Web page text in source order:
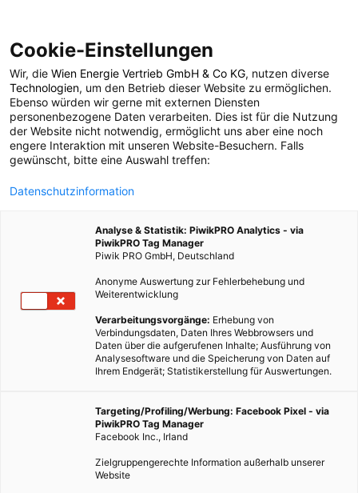
POSTS BY TAG
E-Dumper
1 BEITRAG
Cookie-Einstellungen
Wir, die Wien Energie Vertrieb GmbH & Co KG, nutzen diverse
Technologien, um den Betrieb dieser Website zu ermöglichen.
Ebenso würden wir gerne mit externen Diensten
personenbezogene Daten verarbeiten. Dies ist für die Nutzung
der Website nicht notwendig, ermöglicht uns aber eine noch
engere Interaktion mit unseren Website-Besuchern. Falls
gewünscht, bitte eine Auswahl treffen:
Datenschutzinformation
Analyse & Statistik: PiwikPRO Analytics - via
PiwikPRO Tag Manager
Piwik PRO GmbH, Deutschland
Anonyme Auswertung zur Fehlerbehebung und
Weiterentwicklung
Verarbeitungsvorgänge: Erhebung von
Verbindungsdaten, Daten Ihres Webbrowsers und
Daten über die aufgerufenen Inhalte; Ausführung von
Analysesoftware und die Speicherung von Daten auf
Ihrem Endgerät; Statistikerstellung für Auswertungen.
Targeting/Profiling/Werbung: Facebook Pixel - via
PiwikPRO Tag Manager
Facebook Inc., Irland
Zielgruppengerechte Information außerhalb unserer
Website